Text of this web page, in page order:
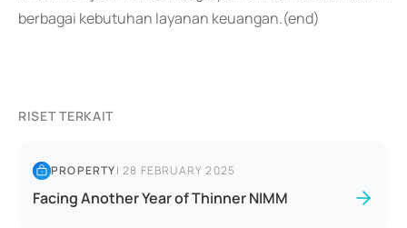
berbagai kebutuhan layanan keuangan.(end)
RISET TERKAIT
PROPERTY|28 FEBRUARY 2025
Facing Another Year of Thinner NIMM